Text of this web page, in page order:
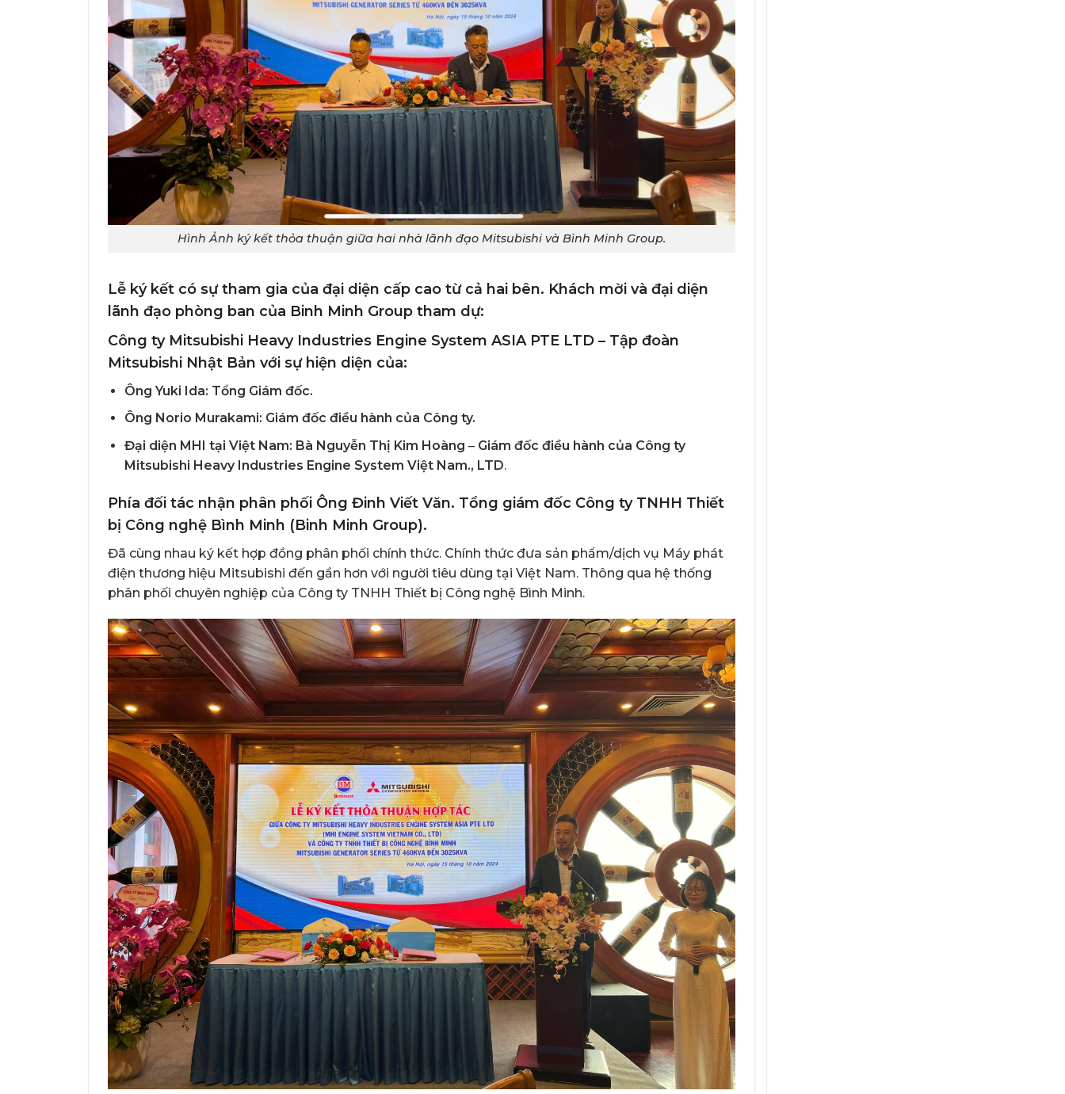
Hình Ảnh ký kết thỏa thuận giữa hai nhà lãnh đạo Mitsubishi và Bình Minh Group.
Lễ ký kết có sự tham gia của đại diện cấp cao từ cả hai bên. Khách mời và đại diện
lãnh đạo phòng ban của Binh Minh Group tham dự:
Công ty Mitsubishi Heavy Industries Engine System ASIA PTE LTD – Tập đoàn
Mitsubishi Nhật Bản với sự hiện diện của:
Ông Yuki Ida: Tổng Giám đốc.
Ông Norio Murakami: Giám đốc điều hành của Công ty.
Đại diện MHI tại Việt Nam: Bà Nguyễn Thị Kim Hoàng – Giám đốc điều hành của Công ty
Mitsubishi Heavy Industries Engine System Việt Nam., LTD.
Phía đối tác nhận phân phối Ông Đinh Viết Văn. Tổng giám đốc Công ty TNHH Thiết
bị Công nghệ Bình Minh (Binh Minh Group).
Đã cùng nhau ký kết hợp đồng phân phối chính thức. Chính thức đưa sản phẩm/dịch vụ Máy phát
điện thương hiệu Mitsubishi đến gần hơn với người tiêu dùng tại Việt Nam. Thông qua hệ thống
phân phối chuyên nghiệp của Công ty TNHH Thiết bị Công nghệ Bình Minh.